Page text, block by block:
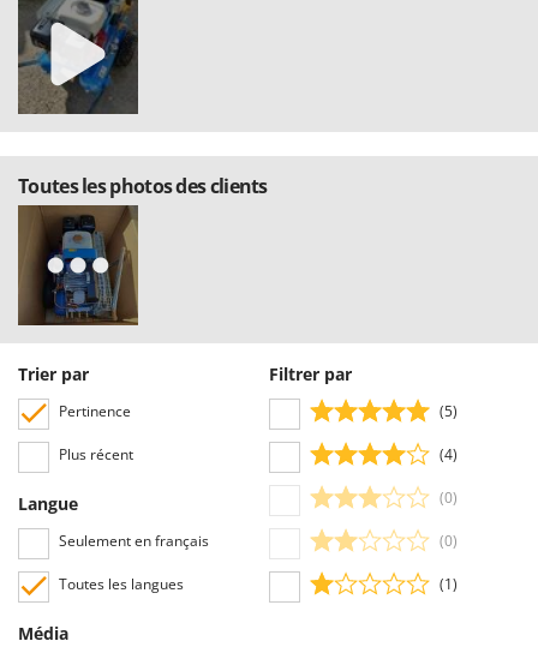
Toutes les photos des clients
Trier par
Pertinence
Plus récent
Langue
Seulement en français
Toutes les langues
Média
Filtrer par
(5)
(4)
(0)
(0)
(1)